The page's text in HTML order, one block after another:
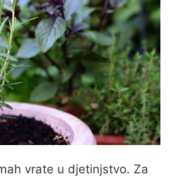
vrate u djetinjstvo. Za